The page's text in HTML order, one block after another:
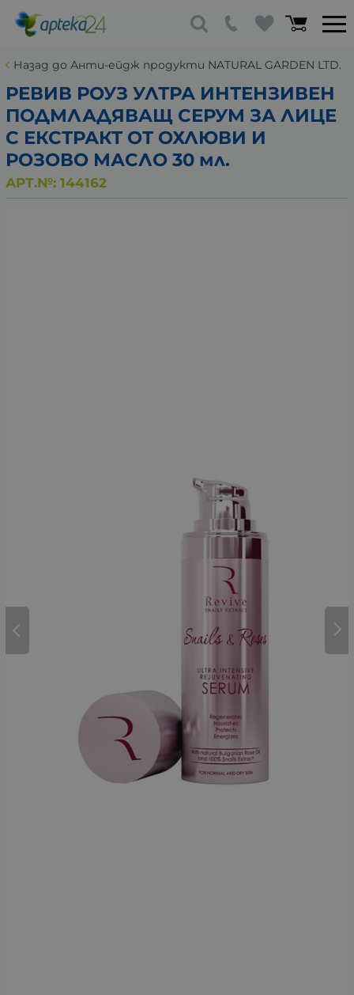
Назад до Анти-ейдж продукти NATURAL GARDEN LTD.
РЕВИВ РОУЗ УЛТРА ИНТЕНЗИВЕН
ПОДМЛАДЯВАЩ СЕРУМ ЗА ЛИЦЕ
С ЕКСТРАКТ ОТ ОХЛЮВИ И
РОЗОВО МАСЛО 30 мл.
АРТ.№: 144162